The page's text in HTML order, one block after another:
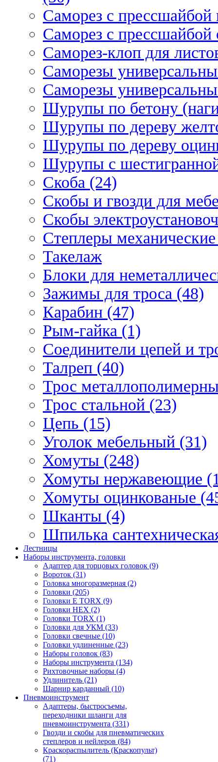
Саморез с прессшайбой
Саморез с
Саморез-клоп для
Саморезы
Саморезы
Шурупы по бетону
Шурупы по дереву
Шурупы по дереву
Шурупы с
Скоба (24)
Скобы и гвозди для
Скобы
Степлеры
Такелаж
Блоки для
Зажимы для троса (48)
Карабин (47)
Рым-гайка (1)
Соединители цепей и
Талреп (40)
Трос
Трос стальной (23)
Цепь (15)
Уголок мебельный (31)
Хомуты (248)
Хомуты нержавеющие
Хомуты оцинкованые
Шканты (4)
Шпилька
Лестницы
Наборы инструмента, головки
Адаптер для торцовых головок (9)
Вороток (31)
Головка многоразмерная (2)
Головки (205)
Головки E TORX (9)
Головки HEX (2)
Головки TORX (1)
Головки для УКМ (33)
Головки свечные (10)
Головки удлиненные (23)
Наборы головок (83)
Наборы инструмента (134)
Рихтовочные наборы (4)
Удлинитель (21)
Шарнир карданный (10)
Пневмоинструмент
Адаптеры, быстросъемы,
переходники шланги для
пневмоинструмента (331)
Гвозди и скобы для пневматических
степлеров и нейлеров (84)
Краскораспылитель (Краскопульт)
(71)